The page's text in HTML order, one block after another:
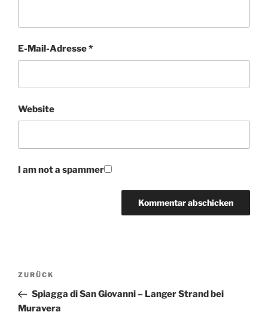
E-Mail-Adresse*
Website
I am not a spammer
Beitragsnavigation
Vorheriger
Beitrag
ZURÜCK
Spiagga di San Giovanni – Langer Strand bei
Muravera